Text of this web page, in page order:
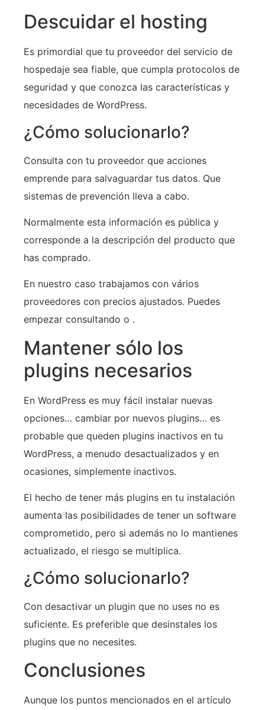
Descuidar el hosting
Es primordial que tu proveedor del servicio de
hospedaje sea fiable, que cumpla protocolos de
seguridad y que conozca las características y
necesidades de WordPress.
¿Cómo solucionarlo?
Consulta con tu proveedor que acciones
emprende para salvaguardar tus datos. Que
sistemas de prevención lleva a cabo.
Normalmente esta información es pública y
corresponde a la descripción del producto que
has comprado.
En nuestro caso trabajamos con vários
proveedores con precios ajustados. Puedes
empezar consultando o .
Mantener sólo los
plugins necesarios
En WordPress es muy fácil instalar nuevas
opciones… cambiar por nuevos plugins… es
probable que queden plugins inactivos en tu
WordPress, a menudo desactualizados y en
ocasiones, simplemente inactivos.
El hecho de tener más plugins en tu instalación
aumenta las posibilidades de tener un software
comprometido, pero si además no lo mantienes
actualizado, el riesgo se multiplica.
¿Cómo solucionarlo?
Con desactivar un plugin que no uses no es
suficiente. Es preferible que desinstales los
plugins que no necesites.
Conclusiones
Aunque los puntos mencionados en el artículo